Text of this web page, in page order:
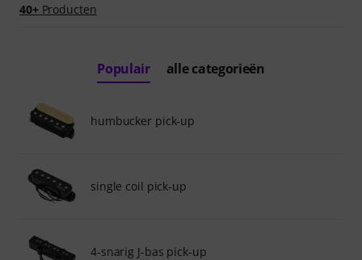
40+Producten
Populair alle categorieën
humbucker pick-up
single coil pick-up
4-snarig J-bas pick-up